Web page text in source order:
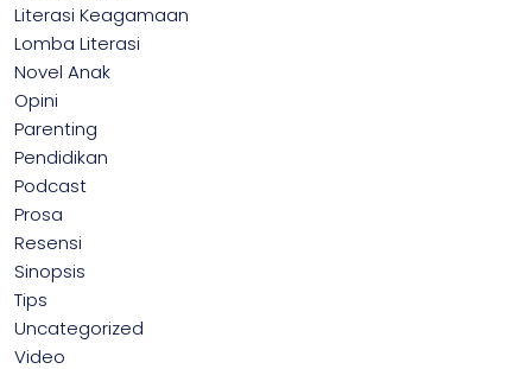
Literasi Keagamaan
Lomba Literasi
Novel Anak
Opini
Parenting
Pendidikan
Podcast
Prosa
Resensi
Sinopsis
Tips
Uncategorized
Video